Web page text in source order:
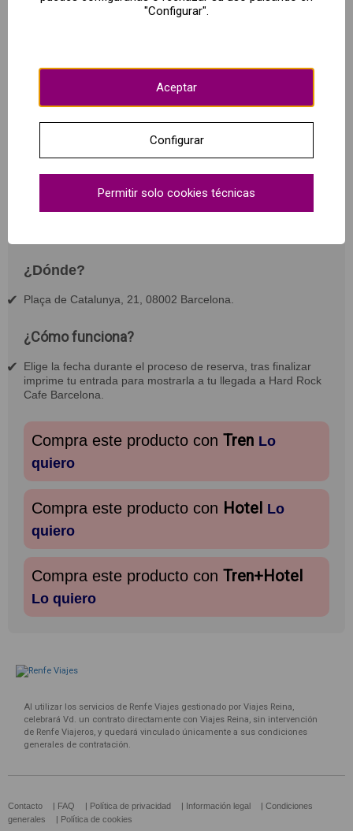
¿Dónde?
Plaça de Catalunya, 21, 08002 Barcelona.
¿Cómo funciona?
Elige la fecha durante el proceso de reserva, tras finalizar
imprime tu entrada para mostrarla a tu llegada a Hard Rock
Cafe Barcelona.
Compra este producto con Tren Lo
quiero
Compra este producto con Hotel Lo
quiero
Compra este producto con Tren+Hotel
Lo quiero
Al utilizar los servicios de Renfe Viajes gestionado por Viajes Reina,
celebrará Vd. un contrato directamente con Viajes Reina, sin intervención
de Renfe Viajeros, y quedará vinculado únicamente a sus condiciones
generales de contratación.
Contacto | FAQ | Política de privacidad | Información legal | Condiciones
generales
| Política de cookies
"Configurar".
Aceptar
Configurar
Permitir solo cookies técnicas